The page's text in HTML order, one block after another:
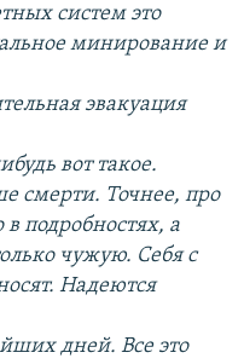
систем это
минирование и
эвакуация
вот такое.
смерти. Точнее, про
подробностях, а
чужую. Себя с
Надеются
дней. Все это